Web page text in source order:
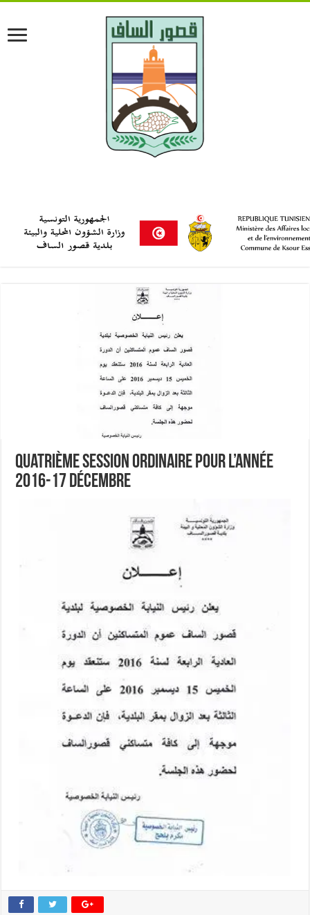
Quatrième session ordinaire pour l’année
2016-17 Décembre